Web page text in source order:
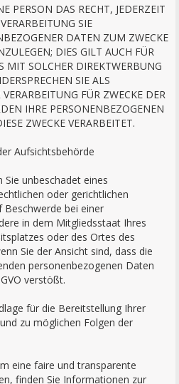
PERSON DAS RECHT, JEDERZEIT
SIE
DATEN ZUM ZWECKE
DIES GILT AUCH FÜR
MIT SOLCHER DIREKTWERBUNG
SIE ALS
FÜR ZWECKE DER
IHRE PERSONENBEZOGENEN
ZWECKE VERARBEITET.
Aufsichtsbehörde
unbeschadet eines
oder gerichtlichen
Beschwerde bei einer
in dem Mitgliedsstaat Ihres
oder des Ortes des
Sie der Ansicht sind, dass die
personenbezogenen Daten
verstößt.
für die Bereitstellung Ihrer
zu möglichen Folgen der
eine faire und transparente
finden Sie Informationen zur